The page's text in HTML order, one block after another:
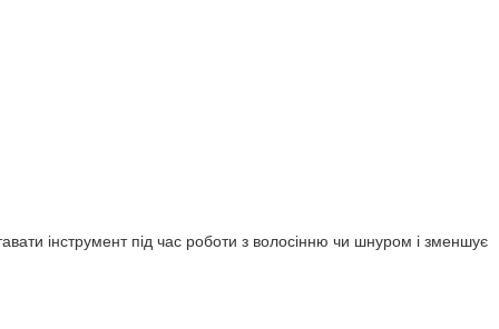
інструмент під час роботи з волосінню чи шнуром і зменшує